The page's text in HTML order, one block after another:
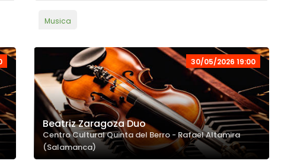
Musica
30/05/2026 19:00
Beatriz Zaragoza Duo
Centro Cultural Quinta del Berro - Rafael Altamira
(Salamanca)